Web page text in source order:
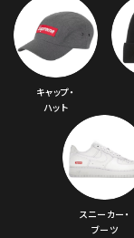
キャップ・
ハット
スニーカー・
ブーツ